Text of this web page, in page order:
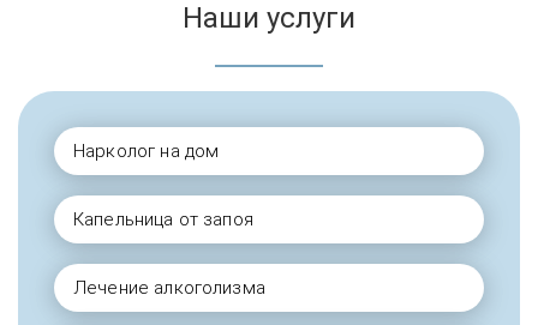
Наши услуги
Нарколог на дом
Капельница от запоя
Лечение алкоголизма